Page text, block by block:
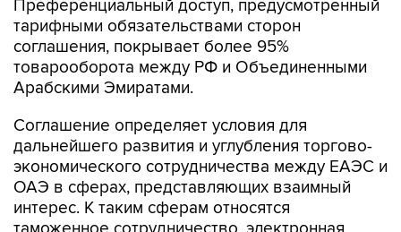
Преференциальный доступ, предусмотренный
тарифными обязательствами сторон
соглашения, покрывает более 95%
товарооборота между РФ и Объединенными
Арабскими Эмиратами.
Соглашение определяет условия для
дальнейшего развития и углубления торгово-
экономического сотрудничества между ЕАЭС и
ОАЭ в сферах, представляющих взаимный
интерес. К таким сферам относятся